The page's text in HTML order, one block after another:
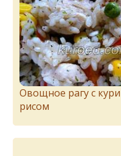
Овощное рагу с
рисом